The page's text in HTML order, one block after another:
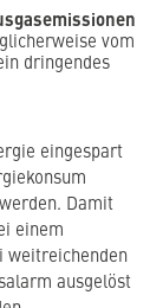
vom
dringendes
eingespart
Damit
einem
weitreichenden
ausgelöst